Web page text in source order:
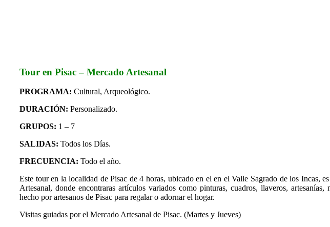
Tour en Pisac – Mercado Artesanal
PROGRAMA: Cultural, Arqueológico.
DURACIÓN: Personalizado.
GRUPOS: 1 – 7
SALIDAS: Todos los Días.
FRECUENCIA: Todo el año.
Este tour en la localidad de Pisac de 4 horas, ubicado en el en el Valle Sagrado de los Incas,
Artesanal, donde encontraras artículos variados como pinturas, cuadros, llaveros,
hecho por artesanos de Pisac para regalar o adornar el hogar.
Visitas guiadas por el Mercado Artesanal de Pisac. (Martes y Jueves)